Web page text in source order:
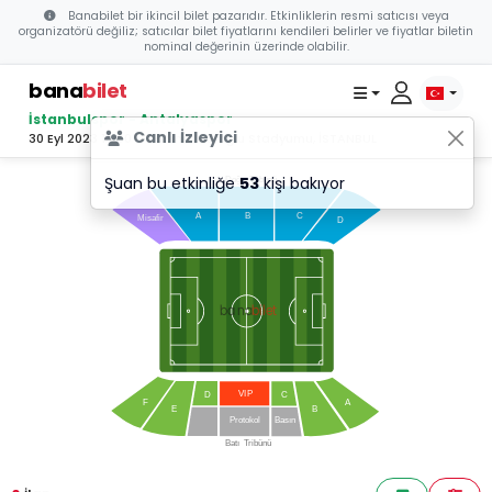
Banabilet bir ikincil bilet pazarıdır. Etkinliklerin resmi satıcısı veya
organizatörü değiliz; satıcılar bilet fiyatlarını kendileri belirler ve fiyatlar biletin
nominal değerinin üzerinde olabilir.
banabilet
İstanbulspor - Antalyaspor
30 Eyl 2023 16:00 - Necmi Kadıoğlu Stadyumu, İSTANBUL
Misafir
Protokol Basın
Doğu Tribünü
Batı Tribünü
VI P
D
C
B
A
F
E
D
C
B
A
banabilet
Canlı İzleyici
Şuan bu etkinliğe53kişi bakıyor